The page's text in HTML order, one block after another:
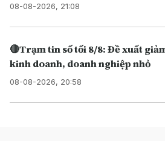
08-08-2026, 21:08
🔴Trạm tin số tối 8/8: Đề xuất
kinh doanh, doanh nghiệp nhỏ
08-08-2026, 20:58